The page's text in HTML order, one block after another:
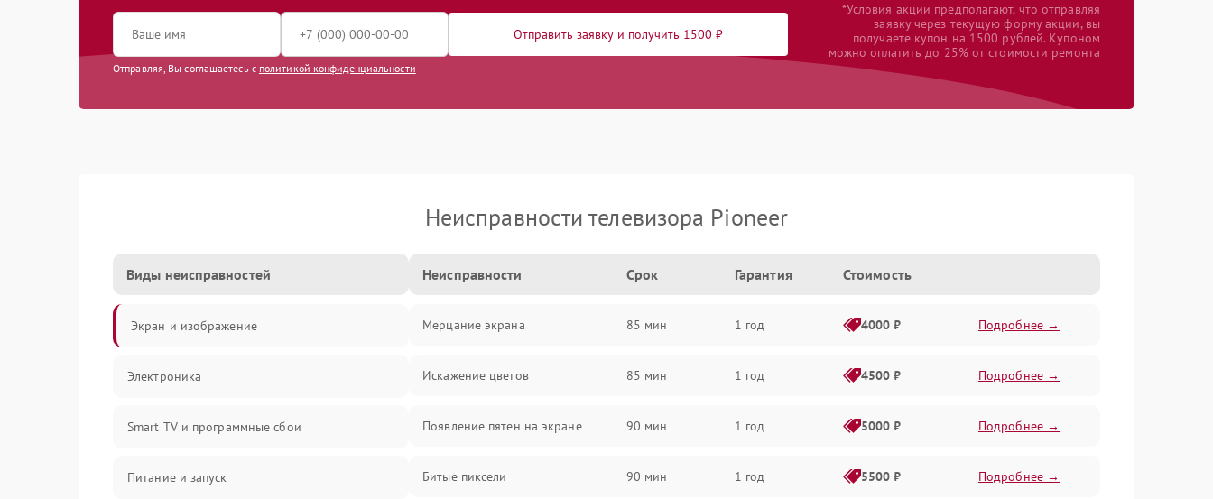
Отправить заявку и получить 1500 ₽
Отправляя, Вы соглашаетесь с политикой конфиденциальности
*Условия акции предполагают, что отправляя
заявку через текущую форму акции, вы
получаете купон на 1500 рублей. Купоном
можно оплатить до 25% от стоимости ремонта
Неисправности телевизора Pioneer
Виды неисправностей
Экран и изображение
Электроника
Smart TV и программные сбои
Питание и запуск
Неисправности Срок Гарантия Стоимость
Мерцание экрана 85 мин 1 год 4000 ₽ Подробнее →
Искажение цветов 85 мин 1 год 4500 ₽ Подробнее →
Появление пятен на экране 90 мин 1 год 5000 ₽ Подробнее →
Битые пиксели 90 мин 1 год 5500 ₽ Подробнее →